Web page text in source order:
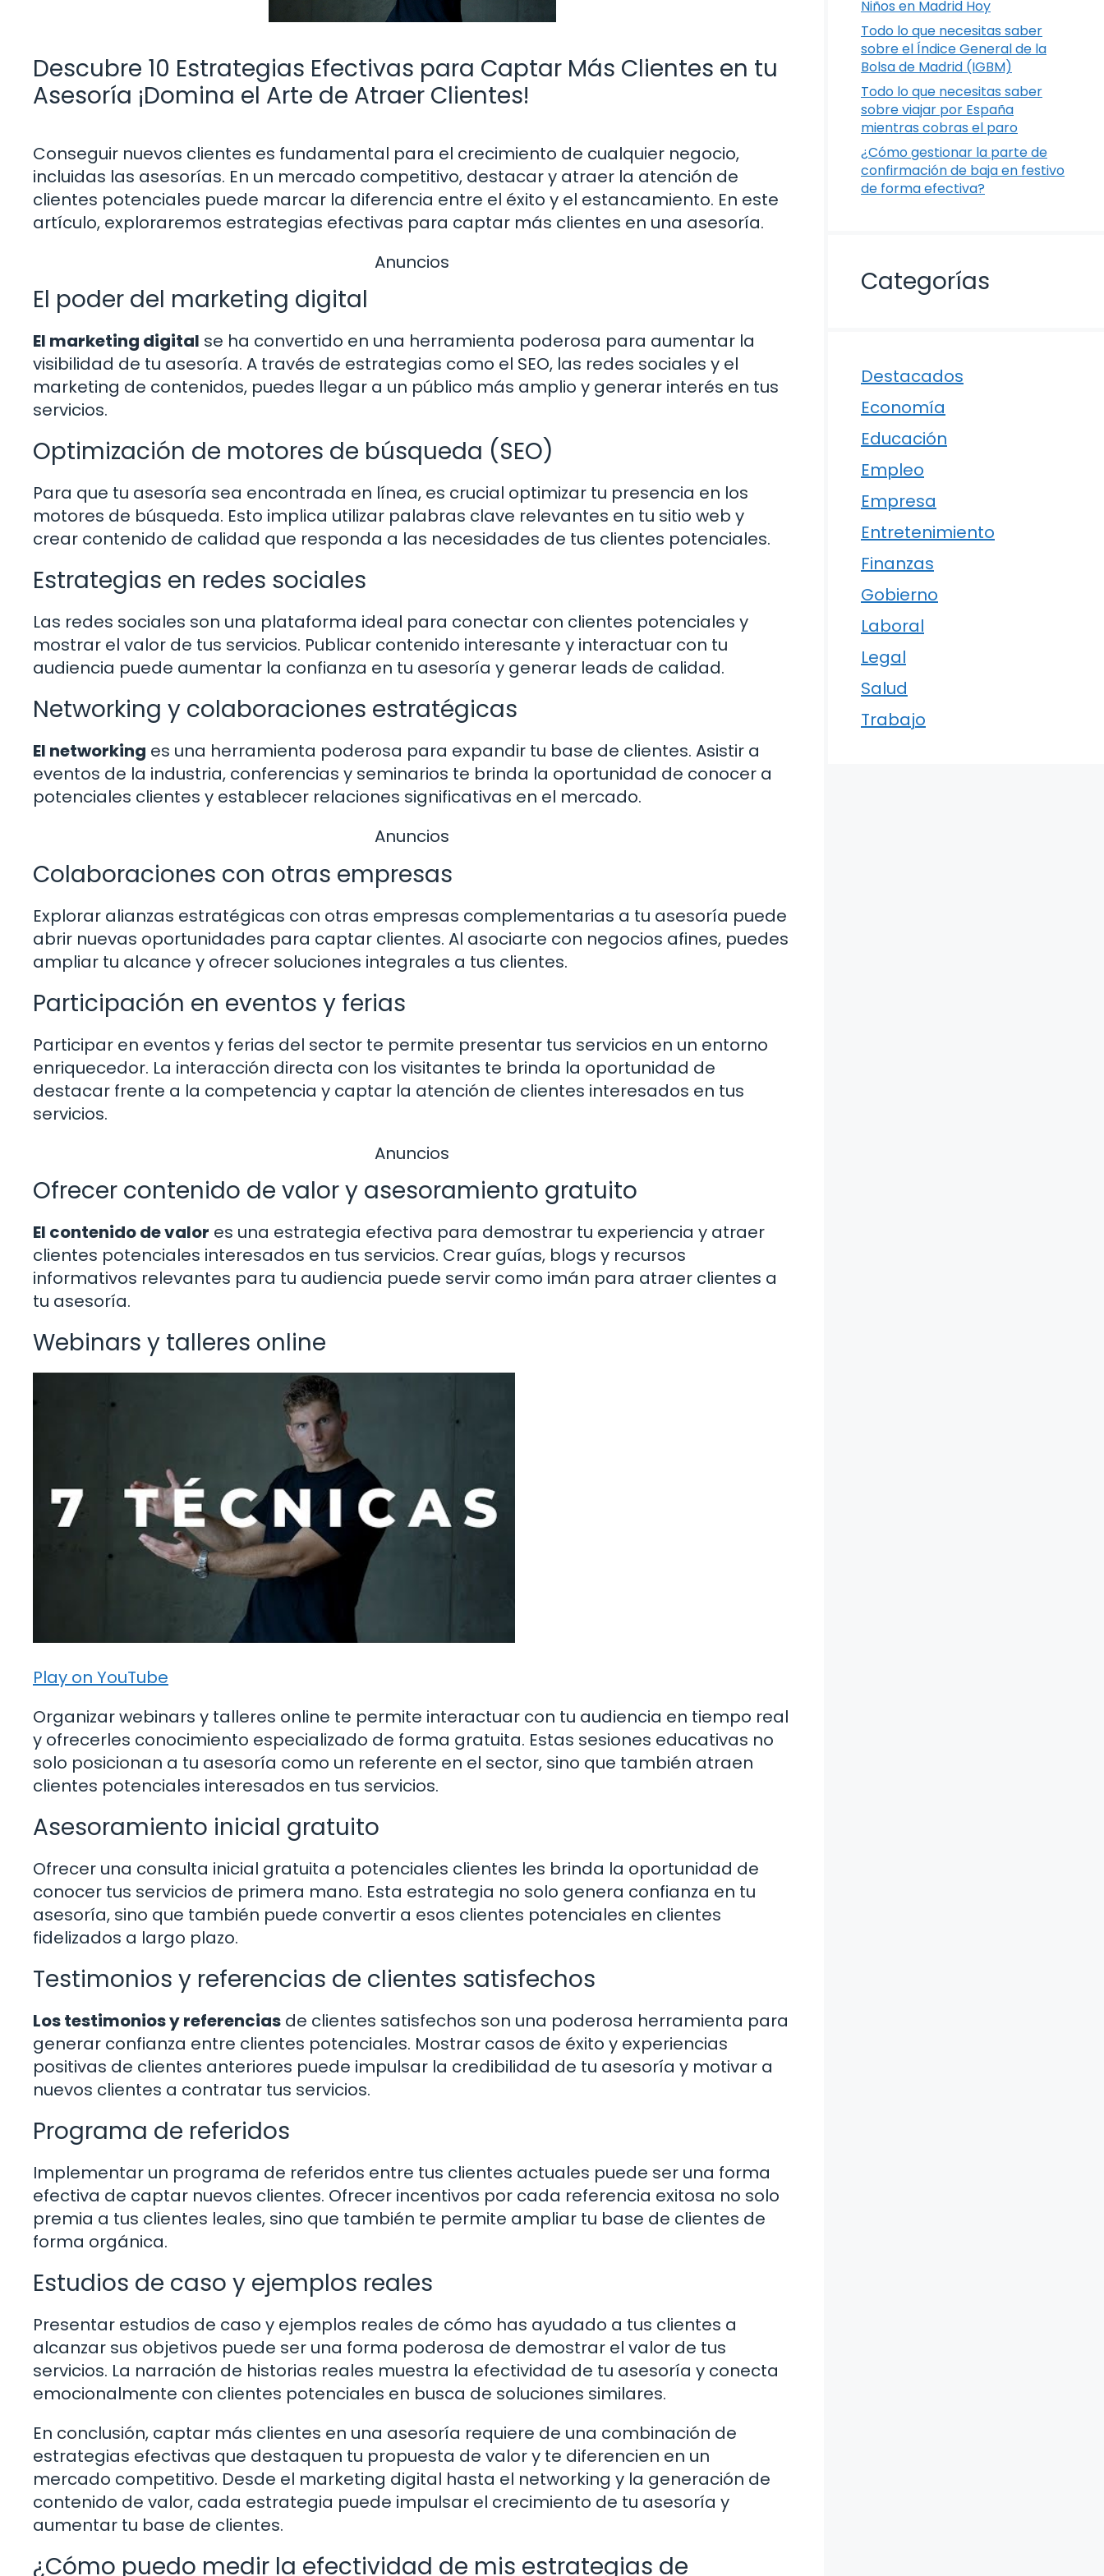
Descubre 10 Estrategias Efectivas para Captar Más Clientes en tu
Asesoría ¡Domina el Arte de Atraer Clientes!
Conseguir nuevos clientes es fundamental para el crecimiento de cualquier negocio,
incluidas las asesorías. En un mercado competitivo, destacar y atraer la atención de
clientes potenciales puede marcar la diferencia entre el éxito y el estancamiento. En este
artículo, exploraremos estrategias efectivas para captar más clientes en una asesoría.
Anuncios
El poder del marketing digital
El marketing digital se ha convertido en una herramienta poderosa para aumentar la
visibilidad de tu asesoría. A través de estrategias como el SEO, las redes sociales y el
marketing de contenidos, puedes llegar a un público más amplio y generar interés en tus
servicios.
Optimización de motores de búsqueda (SEO)
Para que tu asesoría sea encontrada en línea, es crucial optimizar tu presencia en los
motores de búsqueda. Esto implica utilizar palabras clave relevantes en tu sitio web y
crear contenido de calidad que responda a las necesidades de tus clientes potenciales.
Estrategias en redes sociales
Las redes sociales son una plataforma ideal para conectar con clientes potenciales y
mostrar el valor de tus servicios. Publicar contenido interesante y interactuar con tu
audiencia puede aumentar la confianza en tu asesoría y generar leads de calidad.
Networking y colaboraciones estratégicas
El networking es una herramienta poderosa para expandir tu base de clientes. Asistir a
eventos de la industria, conferencias y seminarios te brinda la oportunidad de conocer a
potenciales clientes y establecer relaciones significativas en el mercado.
Anuncios
Colaboraciones con otras empresas
Explorar alianzas estratégicas con otras empresas complementarias a tu asesoría puede
abrir nuevas oportunidades para captar clientes. Al asociarte con negocios afines, puedes
ampliar tu alcance y ofrecer soluciones integrales a tus clientes.
Participación en eventos y ferias
Participar en eventos y ferias del sector te permite presentar tus servicios en un entorno
enriquecedor. La interacción directa con los visitantes te brinda la oportunidad de
destacar frente a la competencia y captar la atención de clientes interesados en tus
servicios.
Anuncios
Ofrecer contenido de valor y asesoramiento gratuito
El contenido de valor es una estrategia efectiva para demostrar tu experiencia y atraer
clientes potenciales interesados en tus servicios. Crear guías, blogs y recursos
informativos relevantes para tu audiencia puede servir como imán para atraer clientes a
tu asesoría.
Webinars y talleres online
Play on YouTube
Organizar webinars y talleres online te permite interactuar con tu audiencia en tiempo real
y ofrecerles conocimiento especializado de forma gratuita. Estas sesiones educativas no
solo posicionan a tu asesoría como un referente en el sector, sino que también atraen
clientes potenciales interesados en tus servicios.
Asesoramiento inicial gratuito
Ofrecer una consulta inicial gratuita a potenciales clientes les brinda la oportunidad de
conocer tus servicios de primera mano. Esta estrategia no solo genera confianza en tu
asesoría, sino que también puede convertir a esos clientes potenciales en clientes
fidelizados a largo plazo.
Testimonios y referencias de clientes satisfechos
Los testimonios y referencias de clientes satisfechos son una poderosa herramienta para
generar confianza entre clientes potenciales. Mostrar casos de éxito y experiencias
positivas de clientes anteriores puede impulsar la credibilidad de tu asesoría y motivar a
nuevos clientes a contratar tus servicios.
Programa de referidos
Implementar un programa de referidos entre tus clientes actuales puede ser una forma
efectiva de captar nuevos clientes. Ofrecer incentivos por cada referencia exitosa no solo
premia a tus clientes leales, sino que también te permite ampliar tu base de clientes de
forma orgánica.
Estudios de caso y ejemplos reales
Presentar estudios de caso y ejemplos reales de cómo has ayudado a tus clientes a
alcanzar sus objetivos puede ser una forma poderosa de demostrar el valor de tus
servicios. La narración de historias reales muestra la efectividad de tu asesoría y conecta
emocionalmente con clientes potenciales en busca de soluciones similares.
En conclusión, captar más clientes en una asesoría requiere de una combinación de
estrategias efectivas que destaquen tu propuesta de valor y te diferencien en un
mercado competitivo. Desde el marketing digital hasta el networking y la generación de
contenido de valor, cada estrategia puede impulsar el crecimiento de tu asesoría y
aumentar tu base de clientes.
¿Cómo puedo medir la efectividad de mis estrategias de
Niños en Madrid Hoy
Todo lo que necesitas saber
sobre el Índice General de la
Bolsa de Madrid (IGBM)
Todo lo que necesitas saber
sobre viajar por España
mientras cobras el paro
¿Cómo gestionar la parte de
confirmación de baja en festivo
de forma efectiva?
Categorías
Destacados
Economía
Educación
Empleo
Empresa
Entretenimiento
Finanzas
Gobierno
Laboral
Legal
Salud
Trabajo